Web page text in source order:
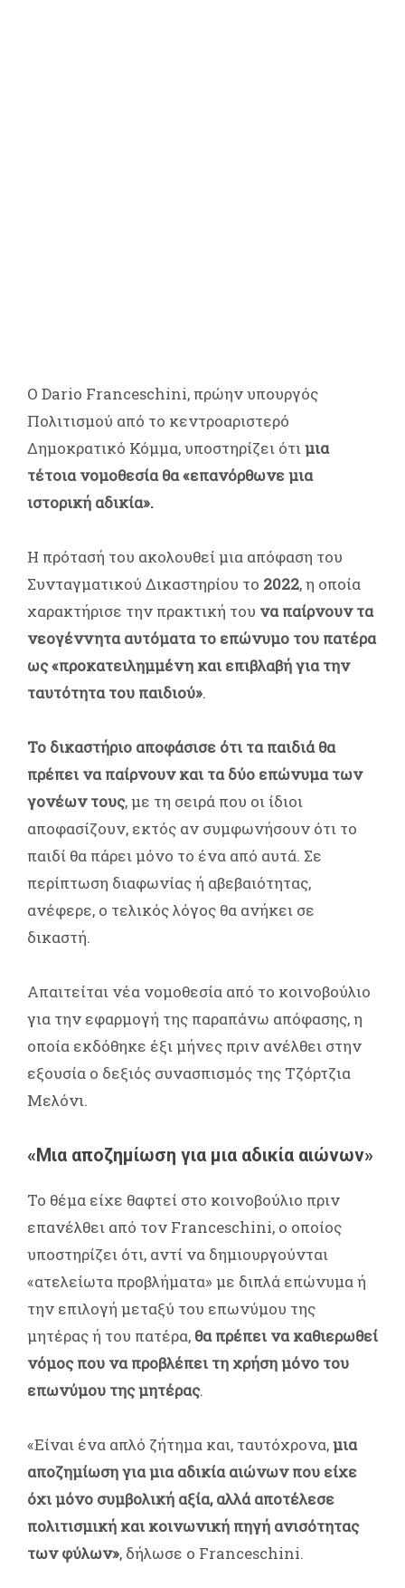
Ο Dario Franceschini, πρώην υπουργός
Πολιτισμού από το κεντροαριστερό
Δημοκρατικό Κόμμα, υποστηρίζει ότιμια
τέτοια νομοθεσία θα «επανόρθωνε μια
ιστορική αδικία».
Η πρότασή του ακολουθεί μια απόφαση του
Συνταγματικού Δικαστηρίου το 2022, η οποία
χαρακτήρισε την πρακτική του να παίρνουν τα
νεογέννητα αυτόματα το επώνυμο του πατέρα
ως «προκατειλημμένη και επιβλαβή για την
ταυτότητα του παιδιού».
Το δικαστήριο αποφάσισε ότι τα παιδιά θα
πρέπει να παίρνουν και τα δύο επώνυμα των
γονέων τους, με τη σειρά που οι ίδιοι
αποφασίζουν, εκτός αν συμφωνήσουν ότι το
παιδί θα πάρει μόνο το ένα από αυτά. Σε
περίπτωση διαφωνίας ή αβεβαιότητας,
ανέφερε, ο τελικός λόγος θα ανήκει σε
δικαστή.
Απαιτείται νέα νομοθεσία από το κοινοβούλιο
για την εφαρμογή της παραπάνω απόφασης, η
οποία εκδόθηκε έξι μήνες πριν ανέλθει στην
εξουσία ο δεξιός συνασπισμός της Τζόρτζια
Μελόνι.
«Μια αποζημίωση για μια αδικία αιώνων»
Το θέμα είχε θαφτεί στο κοινοβούλιο πριν
επανέλθει από τον Franceschini, ο οποίος
υποστηρίζει ότι, αντί να δημιουργούνται
«ατελείωτα προβλήματα» με διπλά επώνυμα ή
την επιλογή μεταξύ του επωνύμου της
μητέρας ή του πατέρα, θα πρέπει να καθιερωθεί
νόμος που να προβλέπει τη χρήση μόνο του
επωνύμου της μητέρας.
«Είναι ένα απλό ζήτημα και, ταυτόχρονα,μια
αποζημίωση για μια αδικία αιώνων που είχε
όχι μόνο συμβολική αξία, αλλά αποτέλεσε
πολιτισμική και κοινωνική πηγή ανισότητας
των φύλων», δήλωσε ο Franceschini.